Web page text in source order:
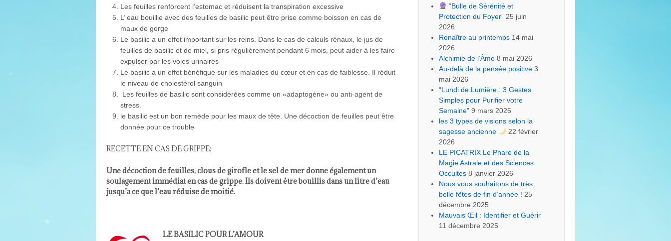
Les feuilles renforcent l’estomac et réduisent la transpiration excessive
L’ eau bouillie avec des feuilles de basilic peut être prise comme boisson en cas de
maux de gorge
Le basilic a un effet important sur les reins. Dans le cas de calculs rénaux, le jus de
feuilles de basilic et de miel, si pris régulièrement pendant 6 mois, peut aider à les faire
expulser par les voies urinaires
Le basilic a un effet bénéfique sur les maladies du cœur et en cas de faiblesse. Il réduit
le niveau de cholestérol sanguin
Les feuilles de basilic sont considérées comme un «adaptogène» ou anti-agent de
stress.
le basilic est un bon remède pour les maux de tête. Une décoction de feuilles peut être
donnée pour ce trouble
RECETTE EN CAS DE GRIPPE:
Une décoction de feuilles, clous de girofle et le sel de mer donne également un
soulagement immédiat en cas de grippe. Ils doivent être bouillis dans un litre d’eau
jusqu’a ce que l’eau réduise de moitié.
LE BASILIC POUR L’AMOUR
“Bulle de Sérénité et
Protection du Foyer” 25 juin
2026
Renaître au printemps 14 mai
2026
Alchimie de l’Âme 8 mai 2026
Au-delà de la pensée positive 3
mai 2026
“Lundi de Lumière : 3 Gestes
Simples pour Purifier votre
Semaine” 9 mars 2026
les 3 types de visions selon la
sagesse ancienne
22 février
2026
LE PICATRIX Le Phare de la
Magie Astrale et des Sciences
Occultes 8 janvier 2026
Nous vous souhaitons de très
belle fêtes de fin d’année ! 25
décembre 2025
Mauvais Œil : Identifier et Guérir
11 décembre 2025